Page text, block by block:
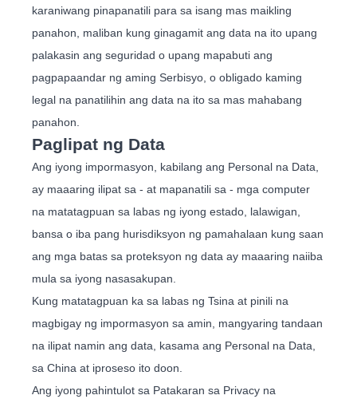
karaniwang pinapanatili para sa isang mas maikling
panahon, maliban kung ginagamit ang data na ito upang
palakasin ang seguridad o upang mapabuti ang
pagpapaandar ng aming Serbisyo, o obligado kaming
legal na panatilihin ang data na ito sa mas mahabang
panahon.
Paglipat ng Data
Ang iyong impormasyon, kabilang ang Personal na Data,
ay maaaring ilipat sa - at mapanatili sa - mga computer
na matatagpuan sa labas ng iyong estado, lalawigan,
bansa o iba pang hurisdiksyon ng pamahalaan kung saan
ang mga batas sa proteksyon ng data ay maaaring naiiba
mula sa iyong nasasakupan.
Kung matatagpuan ka sa labas ng Tsina at pinili na
magbigay ng impormasyon sa amin, mangyaring tandaan
na ilipat namin ang data, kasama ang Personal na Data,
sa China at iproseso ito doon.
Ang iyong pahintulot sa Patakaran sa Privacy na